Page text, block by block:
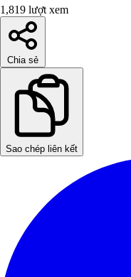
1,819 lượt xem
Chia sẻ
Sao chép liên kết